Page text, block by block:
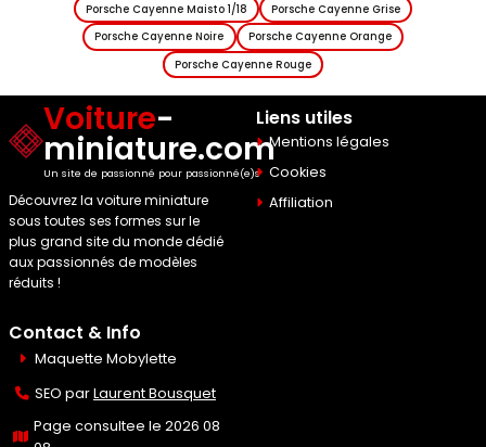
Porsche Cayenne Maisto 1/18
Porsche Cayenne Grise
Porsche Cayenne Noire
Porsche Cayenne Orange
Porsche Cayenne Rouge
Voiture-
miniature.com
Un site de passionné pour passionné(e)s
Découvrez la voiture miniature
sous toutes ses formes sur le
plus grand site du monde dédié
aux passionnés de modèles
réduits !
Liens utiles
Mentions légales
Cookies
Affiliation
Contact & Info
Maquette Mobylette
SEO parLaurent Bousquet
Page consultee le 2026 08